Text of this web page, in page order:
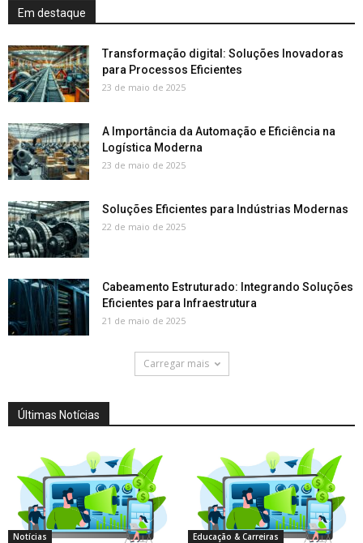
Em destaque
Transformação digital: Soluções Inovadoras
para Processos Eficientes
23 de maio de 2025
A Importância da Automação e Eficiência na
Logística Moderna
23 de maio de 2025
Soluções Eficientes para Indústrias Modernas
22 de maio de 2025
Cabeamento Estruturado: Integrando Soluções
Eficientes para Infraestrutura
21 de maio de 2025
Carregar mais
Últimas Notícias
Notícias Educação & Carreiras